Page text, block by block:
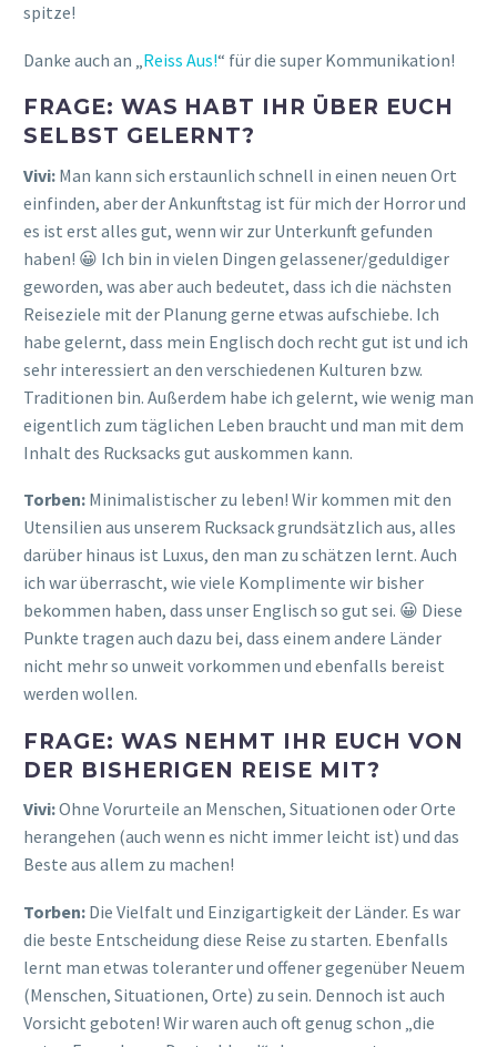
spitze!
Danke auch an „ Reiss Aus!“ für die super Kommunikation!
FRAGE: WAS HABT IHR ÜBER EUCH
SELBST GELERNT?
Vivi: Man kann sich erstaunlich schnell in einen neuen Ort
einfinden, aber der Ankunftstag ist für mich der Horror und
es ist erst alles gut, wenn wir zur Unterkunft gefunden
haben! 😀 Ich bin in vielen Dingen gelassener/geduldiger
geworden, was aber auch bedeutet, dass ich die nächsten
Reiseziele mit der Planung gerne etwas aufschiebe. Ich
habe gelernt, dass mein Englisch doch recht gut ist und ich
sehr interessiert an den verschiedenen Kulturen bzw.
Traditionen bin. Außerdem habe ich gelernt, wie wenig man
eigentlich zum täglichen Leben braucht und man mit dem
Inhalt des Rucksacks gut auskommen kann.
Torben: Minimalistischer zu leben! Wir kommen mit den
Utensilien aus unserem Rucksack grundsätzlich aus, alles
darüber hinaus ist Luxus, den man zu schätzen lernt. Auch
ich war überrascht, wie viele Komplimente wir bisher
bekommen haben, dass unser Englisch so gut sei. 😀 Diese
Punkte tragen auch dazu bei, dass einem andere Länder
nicht mehr so unweit vorkommen und ebenfalls bereist
werden wollen.
FRAGE: WAS NEHMT IHR EUCH VON
DER BISHERIGEN REISE MIT?
Vivi:Ohne Vorurteile an Menschen, Situationen oder Orte
herangehen (auch wenn es nicht immer leicht ist) und das
Beste aus allem zu machen!
Torben: Die Vielfalt und Einzigartigkeit der Länder. Es war
die beste Entscheidung diese Reise zu starten. Ebenfalls
lernt man etwas toleranter und offener gegenüber Neuem
(Menschen, Situationen, Orte) zu sein. Dennoch ist auch
Vorsicht geboten! Wir waren auch oft genug schon „die